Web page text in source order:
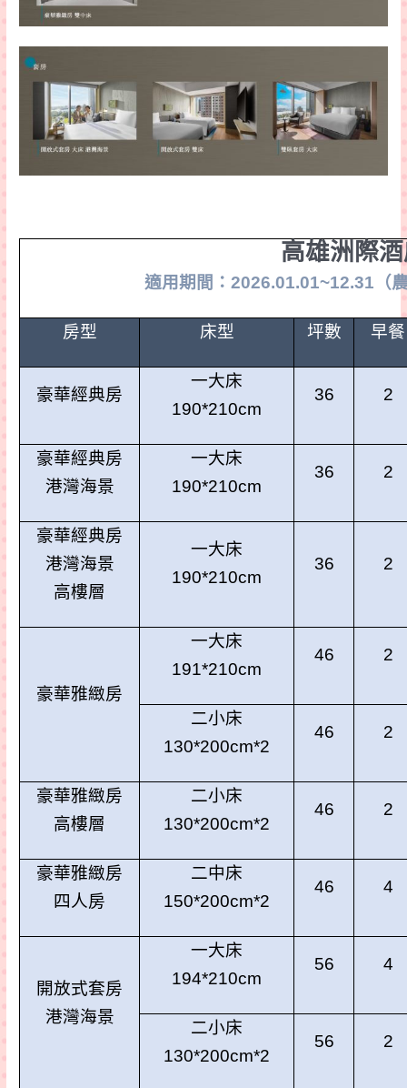
高雄洲際
適用期間： 2026.01.01~12.31 （
房型 床型 坪數 早餐
豪華經典房
一大床
190*210cm
36 2
豪華經典房
港灣海景
一大床
190*210cm
36 2
豪華經典房
港灣海景
高樓層
一大床
190*210cm
36 2
豪華雅緻房
一大床
191*210cm
46 2
二小床
130*200cm*2
46 2
豪華雅緻房
高樓層
二小床
130*200cm*2
46 2
豪華雅緻房
四人房
二中床
150*200cm*2
46 4
開放式套房
港灣海景
一大床
194*210cm
56 4
二小床
130*200cm*2
56 2